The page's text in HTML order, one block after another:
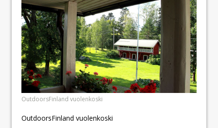
OutdoorsFinland vuolenkoski
OutdoorsFinland vuolenkoski